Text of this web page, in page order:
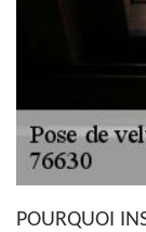
POURQUOI